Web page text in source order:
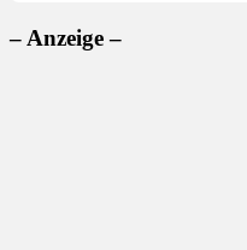
– Anzeige –